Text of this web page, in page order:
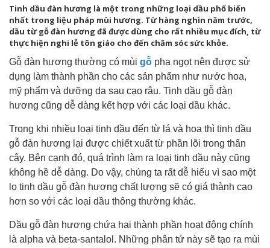
Tinh dầu đàn hương là một trong những loại dầu phổ biến
nhất trong liệu pháp mùi hương. Từ hàng nghìn năm trước,
dầu từ gỗ đàn hương đã được dùng cho rất nhiều mục đích, từ
thực hiện nghi lễ tôn giáo cho đến chăm sóc sức khỏe.
Gỗ đàn hương thường có mùi gỗ pha ngọt nên được sử
dụng làm thành phần cho các sản phẩm như nước hoa,
mỹ phẩm và dưỡng da sau cạo râu. Tinh dầu gỗ đàn
hương cũng dễ dàng kết hợp với các loại dầu khác.
Trong khi nhiều loại tinh dầu đến từ lá và hoa thì tinh dầu
gỗ đàn hương lại được chiết xuất từ phần lõi trong thân
cây. Bên cạnh đó, quá trình làm ra loại tinh dầu này cũng
không hề dễ dàng. Do vậy, chúng ta rất dễ hiểu vì sao một
lọ tinh dầu gỗ đàn hương chất lượng sẽ có giá thành cao
hơn so với các loại dầu thông thường khác.
Dầu gỗ đàn hương chứa hai thành phần hoạt động chính
là alpha và beta-santalol. Những phân tử này sẽ tạo ra mùi